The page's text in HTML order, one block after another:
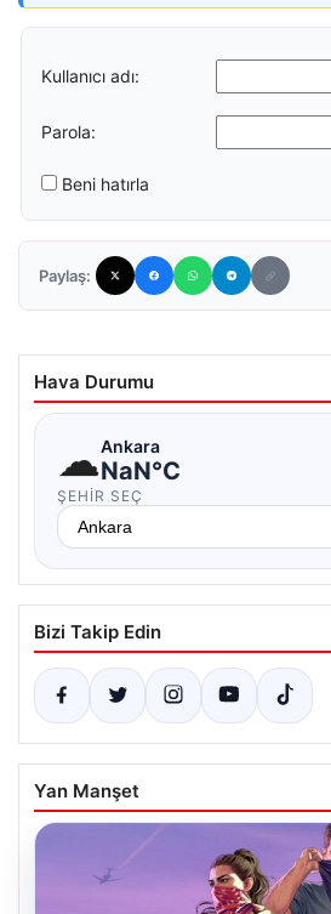
Kullanıcı adı:
Parola:
Beni hatırla
Paylaş:
Hava Durumu
☁Ankara
NaN°C
ŞEHIR SEÇ
Bizi Takip Edin
Yan Manşet